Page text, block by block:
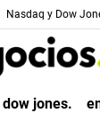
Nasdaq y Dow
dow jones.